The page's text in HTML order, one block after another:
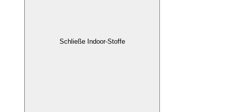
Schließe Indoor-Stoffe